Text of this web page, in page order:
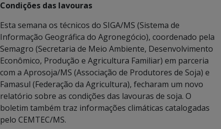
Condições das lavouras
Esta semana os técnicos do SIGA/MS (Sistema de
Informação Geográfica do Agronegócio), coordenado pela
Semagro (Secretaria de Meio Ambiente, Desenvolvimento
Econômico, Produção e Agricultura Familiar) em parceria
com a Aprosoja/MS (Associação de Produtores de Soja) e
Famasul (Federação da Agricultura), fecharam um novo
relatório sobre as condições das lavouras de soja. O
boletim também traz informações climáticas catalogadas
pelo CEMTEC/MS.